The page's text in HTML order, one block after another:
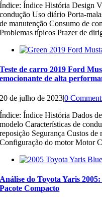
Índice: Índice História Design
condução Uso diário Porta-
de manutenção Consumo de
Problemas típicos Prazer de
Teste de carro 2019 Ford
emocionante de alta
20 de julho de 2023|0
Índice: Índice História Dados
modelo Características de
reposição Segurança Custos
Configuração do motor Motor
Análise do Toyota Yaris
Pacote Compacto